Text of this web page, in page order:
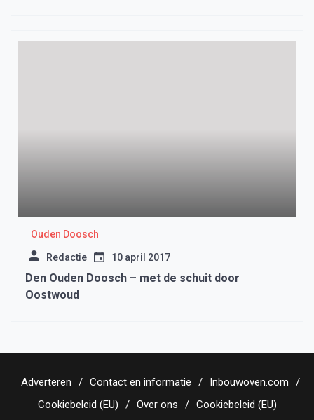
Ouden Doosch
Redactie 10 april 2017
Den Ouden Doosch – met de schuit door
Oostwoud
Adverteren Contact en informatie
Inbouwoven.com
Cookiebeleid (EU)
Over ons Cookiebeleid (EU)